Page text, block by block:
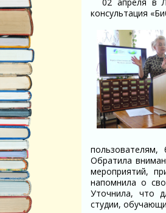
02 апреля в
консультация
Обратила
мероприятий,
напомнила о
Уточнила, что
студии,